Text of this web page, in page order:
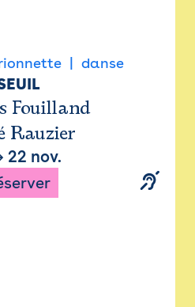
danse
Fouilland
Rauzier
22 nov.